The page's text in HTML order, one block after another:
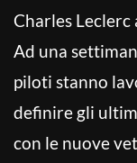
Charles Leclerc
Ad una
piloti stanno
definire gli
con le nuove